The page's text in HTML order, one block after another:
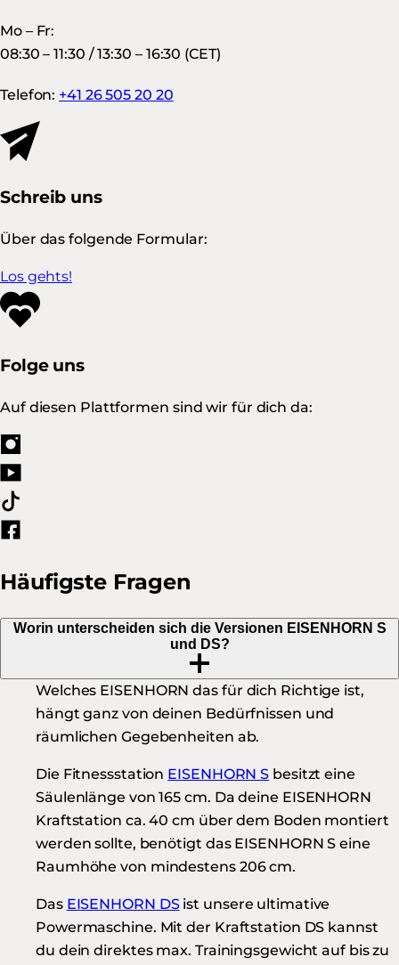
Mo – Fr:
08:30 – 11:30 / 13:30 – 16:30 (CET)
Telefon: +41 26 505 20 20
Schreib uns
Über das folgende Formular:
Los gehts!
Folge uns
Auf diesen Plattformen sind wir für dich da:
Häufigste Fragen
Worin unterscheiden sich die Versionen EISENHORN S
und DS?
Welches EISENHORN das für dich Richtige ist,
hängt ganz von deinen Bedürfnissen und
räumlichen Gegebenheiten ab.
Die Fitnessstation EISENHORN S besitzt eine
Säulenlänge von 165 cm. Da deine EISENHORN
Kraftstation ca. 40 cm über dem Boden montiert
werden sollte, benötigt das EISENHORN S eine
Raumhöhe von mindestens 206 cm.
Das EISENHORN DSist unsere ultimative
Powermaschine. Mit der Kraftstation DS kannst
du dein direktes max. Trainingsgewicht auf bis zu